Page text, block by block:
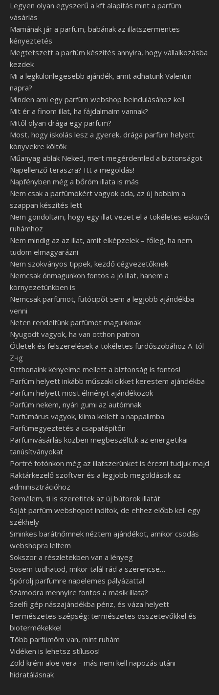
Legyen olyan egyszerű a kft alapítás mint a parfüm
vásárlás
Mamának jár a parfüm, babának az illatszermentes
kényeztetés
Megtetszett a parfüm készítés annyira, hogy vállalkozásba
kezdek
Mi a legkülönlegesebb ajándék, amit adhatunk Valentin
napra?
Minden ami egy parfüm webshop beindulásához kell
Mit ér a finom illat, ha fájdalmaim vannak?
Mitől olyan drága egy parfüm?
Most, hogy iskolás lesz a gyerek, drága parfüm helyett
könyvekre költök
Műanyag ablak Neked, mert megérdemled a biztonságot
Napellenző teraszra? Itt a megoldás!
Napfényben még a bőröm illata is más
Nem csak a parfümökért vagyok oda, az új hobbim a
szappan készítés lett
Nem gondoltam, hogy egy illat vezet el a tökéletes esküvői
ruhámhoz
Nem mindig az az illat, amit elképzelek – főleg, ha nem
tudom elmagyarázni
Nem szokványos tippek, kezdő cégvezetőknek
Nemcsak önmagunkon fontos a jó illat, hanem a
környezetünkben is
Nemcsak parfümöt, futócipőt sem a legjobb ajándékba
venni
Neten rendeltünk parfümöt magunknak
Nyugodt vagyok, ha van otthon patron
Ötletek és felszerelések a tökéletes fürdőszobához A-tól
Z-ig
Otthonaink kényelme mellett a biztonság is fontos!
Parfüm helyett inkább műszaki cikket kerestem ajándékba
Parfüm helyett most élményt ajándékozok
Parfüm nekem, nyári gumi az autómnak
Parfümárus vagyok, klíma kellett a nappalimba
Parfümegyeztetés a csapatépítőn
Parfümvásárlás közben megbeszéltük az energetikai
tanúsítványokat
Portré fotónkon még az illatszerünket is érezni tudjuk majd
Raktárkezelő szoftver és a legjobb megoldások az
adminisztrációhoz
Remélem, ti is szeretitek az új bútorok illatát
Saját parfüm webshopot indítok, de ehhez előbb kell egy
székhely
Sminkes barátnőmnek néztem ajándékot, amikor csodás
webshopra leltem
Sokszor a részletekben van a lényeg
Sosem tudhatod, mikor talál rád a szerencse…
Spórolj parfümre napelemes pályázattal
Számodra mennyire fontos a másik illata?
Szelfi gép nászajándékba pénz, és váza helyett
Természetes szépség: természetes összetevőkkel és
biotermékekkel
Több parfümöm van, mint ruhám
Vidéken is lehetsz stílusos!
Zöld krém aloe vera - más nem kell napozás utáni
hidratálásnak